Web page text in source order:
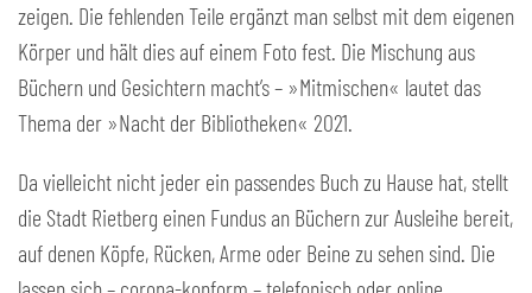
zeigen. Die fehlenden Teile ergänzt man selbst mit dem eigenen
Körper und hält dies auf einem Foto fest. Die Mischung aus
Büchern und Gesichtern macht’s – »Mitmischen« lautet das
Thema der »Nacht der Bibliotheken« 2021.
Da vielleicht nicht jeder ein passendes Buch zu Hause hat, stellt
die Stadt Rietberg einen Fundus an Büchern zur Ausleihe bereit,
auf denen Köpfe, Rücken, Arme oder Beine zu sehen sind. Die